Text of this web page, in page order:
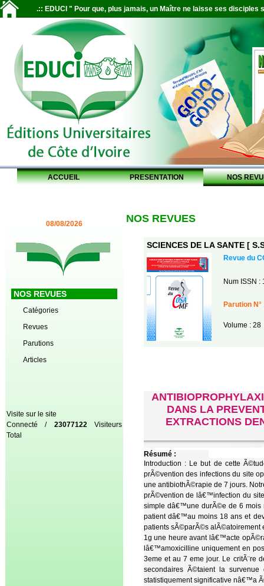
.:: EDUCI " Pour que, plus jamais, un Maître ne laisse ses disciples
ACCUEIL PRESENTATION NOS
08/08/2026
NOS REVUES
Catégories
Revues
Parutions
Articles
Visite sur le site
Connecté / 23077122Visiteurs
Total
NOS REVUES
SCIENCES DE LA SANTE [
Revue du
Num ISSN :
Parution N°
Volume : 28
DANS LA
EXTRACTIONS
Résumé :
Introduction : Le but de cette
prÃ©vention des infections du site
une antibiothÃ©rapie de 7 jours.
prÃ©vention de lâ€™infection du
simple dâ€™une durÃ©e de 6 mois
patient dâ€™au moins 18 ans et
patients sÃ©parÃ©s alÃ©atoirement
1g une heure avant lâ€™acte
lâ€™amoxicilline uniquement en
3eme et au 7 eme jour. Le critÃ¨re
secondaires Ã©taient la
statistiquement significative nâ€™a